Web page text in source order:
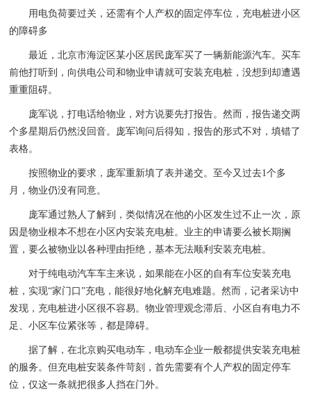
用电负荷要过关，还需有个人产权的固定停车位，充电桩进小区
的障碍多
最近，北京市海淀区某小区居民庞军买了一辆新能源汽车。买车
前他打听到，向供电公司和物业申请就可安装充电桩，没想到却遭遇
重重阻碍。
庞军说，打电话给物业，对方说要先打报告。然而，报告递交两
个多星期后仍然没回音。庞军询问后得知，报告的形式不对，填错了
表格。
按照物业的要求，庞军重新填了表并递交。至今又过去1个多
月，物业仍没有同意。
庞军通过熟人了解到，类似情况在他的小区发生过不止一次，原
因是物业根本不想在小区内安装充电桩。业主的申请要么被长期搁
置，要么被物业以各种理由拒绝，基本无法顺利安装充电桩。
对于纯电动汽车车主来说，如果能在小区的自有车位安装充电
桩，实现“家门口”充电，能很好地化解充电难题。然而，记者采访中
发现，充电桩进小区很不容易。物业管理观念滞后、小区自有电力不
足、小区车位紧张等，都是障碍。
据了解，在北京购买电动车，电动车企业一般都提供安装充电桩
的服务。但充电桩安装条件苛刻，首先需要有个人产权的固定停车
位，仅这一条就把很多人挡在门外。